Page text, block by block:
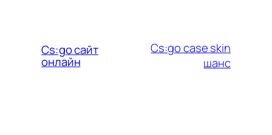
Cs:go сайт
онлайн
Cs:go case skin
шанс